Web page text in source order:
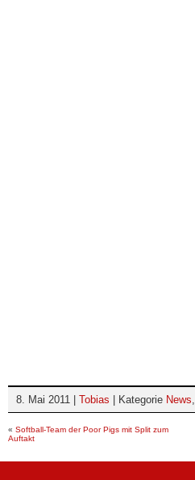
8. Mai 2011 | Tobias | Kategorie News,
« Softball-Team der Poor Pigs mit Split zum
Auftakt